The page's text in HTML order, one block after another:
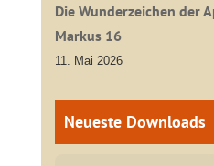
Die Wunderzeichen der
Markus 16
11. Mai 2026
Neueste Downloads